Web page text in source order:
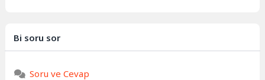
Bi soru sor
Soru ve Cevap